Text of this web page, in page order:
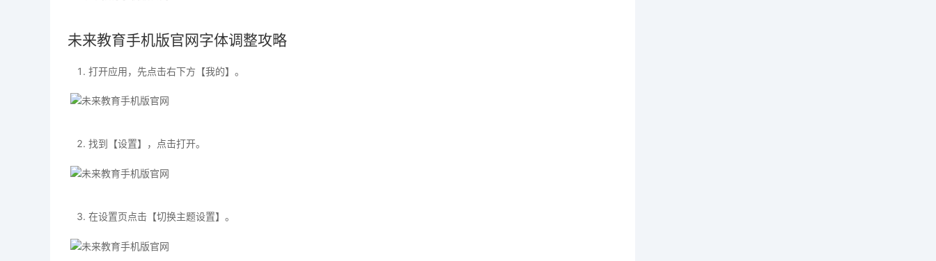
未来教育手机版官网字体调整攻略
打开应用，先点击右下方【我的】。
找到【设置】，点击打开。
在设置页点击【切换主题设置】。